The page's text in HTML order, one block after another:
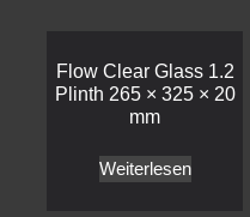
Flow Clear Glass 1.2
Plinth 265 × 325 × 20
mm
Weiterlesen